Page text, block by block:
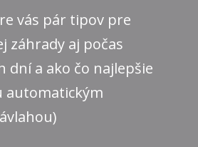
vás pár tipov pre
záhrady aj počas
dní a ako čo najlepšie
automatickým